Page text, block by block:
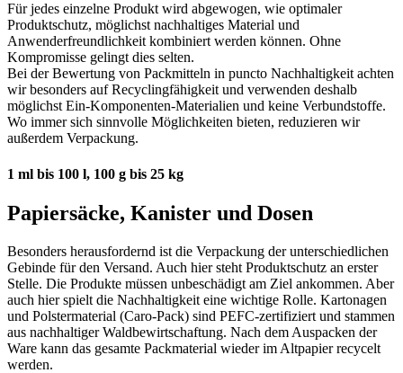
Für jedes einzelne Produkt wird abgewogen, wie optimaler
Produktschutz, möglichst nachhaltiges Material und
Anwenderfreundlichkeit kombiniert werden können. Ohne
Kompromisse gelingt dies selten.
Bei der Bewertung von Packmitteln in puncto Nachhaltigkeit achten
wir besonders auf Recyclingfähigkeit und verwenden deshalb
möglichst Ein-Komponenten-Materialien und keine Verbundstoffe.
Wo immer sich sinnvolle Möglichkeiten bieten, reduzieren wir
außerdem Verpackung.
1 ml bis 100 l, 100 g bis 25 kg
Papiersäcke, Kanister und Dosen
Besonders herausfordernd ist die Verpackung der unterschiedlichen
Gebinde für den Versand. Auch hier steht Produktschutz an erster
Stelle. Die Produkte müssen unbeschädigt am Ziel ankommen. Aber
auch hier spielt die Nachhaltigkeit eine wichtige Rolle. Kartonagen
und Polstermaterial (Caro-Pack) sind PEFC-zertifiziert und stammen
aus nachhaltiger Waldbewirtschaftung. Nach dem Auspacken der
Ware kann das gesamte Packmaterial wieder im Altpapier recycelt
werden.